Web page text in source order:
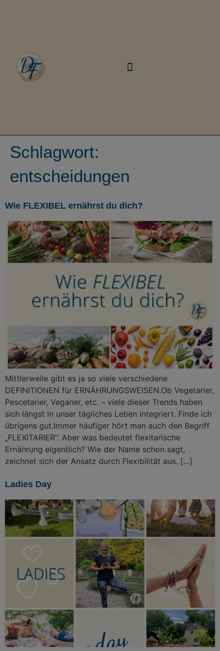
Schlagwort:
entscheidungen
Wie FLEXIBEL ernährst du dich?
Mittlerweile gibt es ja so viele verschiedene
DEFINITIONEN für ERNÄHRUNGSWEISEN.Ob Vegetarier,
Pescetarier, Veganer, etc. – viele dieser Trends haben
sich längst in unser tägliches Leben integriert. Finde ich
übrigens gut.Immer häufiger hört man auch den Begriff
„FLEXITARIER“. Aber was bedeutet flexitarische
Ernährung eigentlich? Wie der Name schon sagt,
zeichnet sich der Ansatz durch Flexibilität aus. […]
Ladies Day